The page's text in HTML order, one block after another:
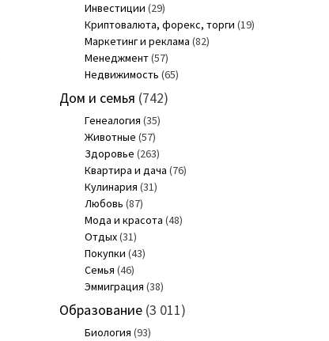
Инвестиции (29)
Криптовалюта, форекс, торги (19)
Маркетинг и реклама (82)
Менеджмент(57)
Недвижимость (65)
Дом и семья (742)
Генеалогия (35)
Животные (57)
Здоровье (263)
Квартира и дача (76)
Кулинария (31)
Любовь (87)
Мода и красота (48)
Отдых(31)
Покупки (43)
Семья (46)
Эммиграция (38)
Образование(3 011)
Биология (93)